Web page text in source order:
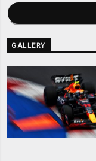
GALLERY